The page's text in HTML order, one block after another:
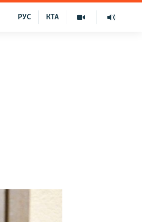
КТА
РУС